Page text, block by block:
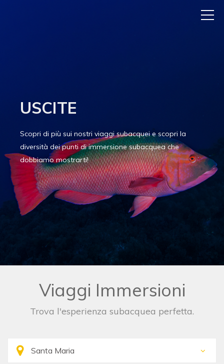
USCITE
Scopri di più sui nostri viaggi subacquei e scopri la
diversità dei punti di immersione subacquea che
dobbiamo mostrarti!
Viaggi Immersioni
Trova l'esperienza subacquea perfetta.